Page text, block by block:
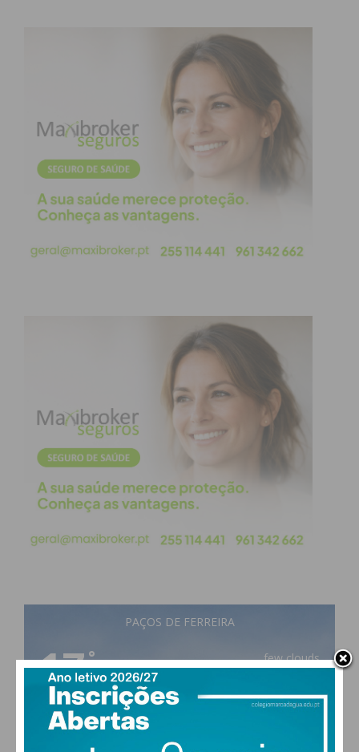
A parte verdadeiramente competitiva começa
amanhã, com os treinos livres das categorias Euro
RX3, Euro RX1, World RX e Kartcross durante a
manhã. As duas primeiras corridas de qualificação
realizam-se durante a tarde. Quatro voltas a fundo
e de grande incerteza quanto ao vencedor, já que a
passagem obrigatória pela Joker Lap pode virar a
corrida de um momento para o outro.
Amanhã, a Sport TV4 vai transmitir as duas
quatro categorias, a partir das 10h30.
Subscreva a newsletter do
Imediato
Assine nossa newsletter por e-mail e
obtenha de forma regular a informação
atualizada.
Eu li e concordo com ostermos e
PAÇOS DE FERREIRA
17°
few clouds
MAX 17 • MIN 17